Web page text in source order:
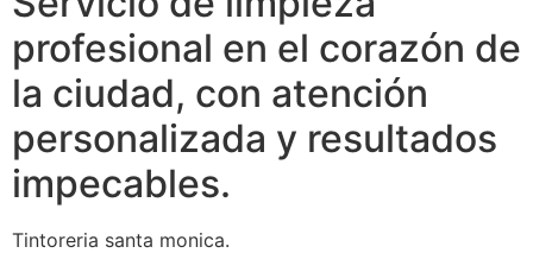
profesional en el corazón de
la ciudad, con atención
personalizada y resultados
impecables.
Tintoreria santa monica.